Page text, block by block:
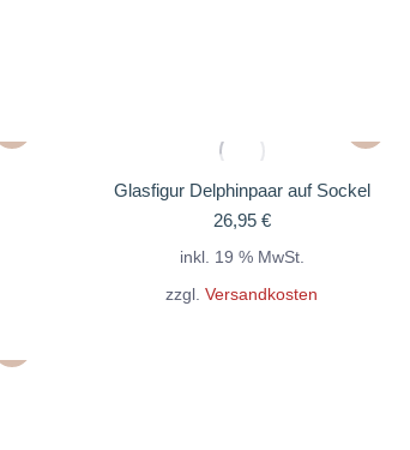
Glasfigur Delphinpaar auf Sockel
26,95 €
inkl. 19 % MwSt.
zzgl. Versandkosten